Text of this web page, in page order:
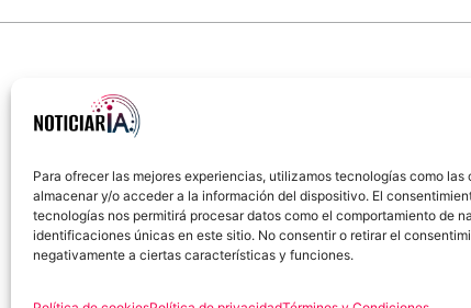
Para ofrecer las mejores experiencias, utilizamos tecnologías como las
almacenar y/o acceder a la información del dispositivo. El
tecnologías nos permitirá procesar datos como el comportamiento de
identificaciones únicas en este sitio. No consentir o retirar el
negativamente a ciertas características y funciones.
Sobre Nosotros Política de cookies